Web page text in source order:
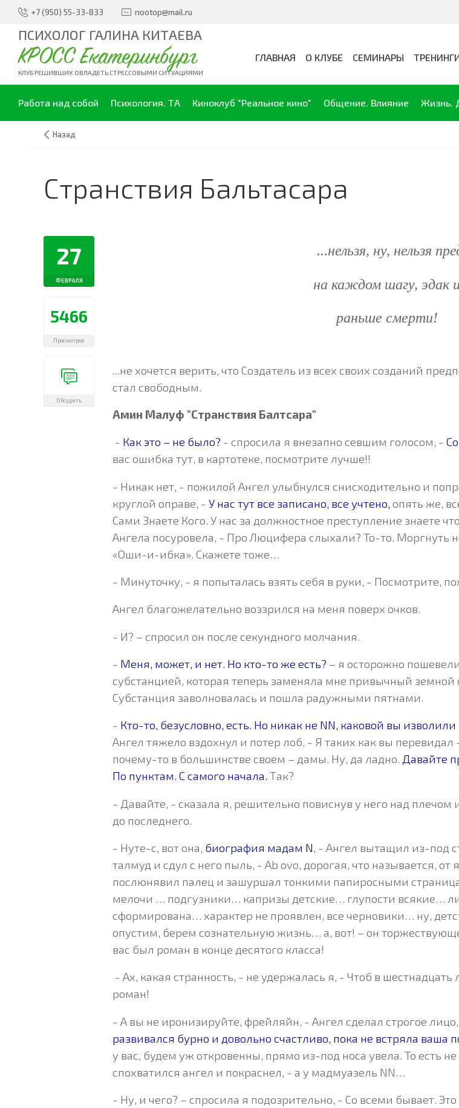
+7 (950) 55-33-833 nootop@mail.ru
ПСИХОЛОГ ГАЛИНА КИТАЕВА
КРОСС Екатеринбург
КЛУБ РЕШИВШИХ ОВЛАДЕТЬ СТРЕССОВЫМИ СИТУАЦИЯМИ
ГЛАВНАЯ О КЛУБЕ СЕМИНАРЫ
Работа над собой Психология. ТА Киноклуб "Реальное кино" Общение. Влияние Жизнь.
Назад
Странствия Бальтасара
27
ФЕВРАЛЯ
5466
Просмотров
Обсудить
...нельзя, ну, нельзя
на каждом шагу, эдак
раньше смерти!
...не хочется верить, что Создатель из всех своих созданий
стал свободным.
Амин Малуф "Странствия Балтсара"
- Как это – не было? - спросила я внезапно севшим голосом, -
вас ошибка тут, в картотеке, посмотрите лучше!!
- Никак нет, - пожилой Ангел улыбнулся снисходительно и
круглой оправе, - У нас тут все записано, все учтено, опять же,
Сами Знаете Кого. У нас за должностное преступление знаете
Ангела посуровела, - Про Люцифера слыхали? То-то. Моргнуть
«Оши-и-ибка». Скажете тоже…
- Минуточку, - я попыталась взять себя в руки, - Посмотрите,
Ангел благожелательно воззрился на меня поверх очков.
- И? – спросил он после секундного молчания.
- Меня, может, и нет. Но кто-то же есть? – я осторожно
субстанцией, которая теперь заменяла мне привычный земной
Субстанция заволновалась и пошла радужными пятнами.
- Кто-то, безусловно, есть. Но никак не NN, каковой вы изволили
Ангел тяжело вздохнул и потер лоб, - Я таких как вы перевидал
почему-то в большинстве своем – дамы. Ну, да ладно. Давайте
По пунктам. С самого начала. Так?
- Давайте, - сказала я, решительно повиснув у него над плечом
до последнего.
- Нуте-с, вот она, биография мадам N, - Ангел вытащил из-под
талмуд и сдул с него пыль, - Ab ovo, дорогая, что называется, от
послюнявил палец и зашуршал тонкими папиросными
мелочи … подгузники… капризы детские… глупости всякие…
сформирована… характер не проявлен, все черновики… ну,
опустим, берем сознательную жизнь… а, вот! – он
вас был роман в конце десятого класса!
- Ах, какая странность, - не удержалась я, - Чтоб в шестнадцать
роман!
- А вы не иронизируйте, фрейляйн, - Ангел сделал строгое
развивался бурно и довольно счастливо, пока не встряла ваша
у вас, будем уж откровенны, прямо из-под носа увела. То есть не
спохватился ангел и покраснел, - а у мадмуазель NN…
- Ну, и чего? – спросила я подозрительно, - Со всеми бывает. Это